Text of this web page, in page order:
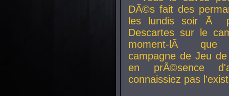
DÃ©s fait des
les lundis soir Ã
Descartes sur le
moment-lÃ que
campagne de Jeu
en prÃ©sence
connaissiez pas